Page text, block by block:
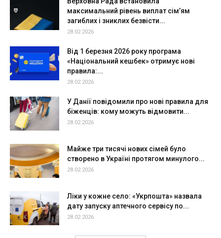
максимальний рівень виплат сім’ям
загиблих і зниклих безвісти...
28.02.2026
Від 1 березня 2026 року програма
«Національний кешбек» отримує нові
правила:...
28.02.2026
У Данії повідомили про нові правила для
біженців: кому можуть відмовити...
28.02.2026
Майже три тисячі нових сімей було
створено в Україні протягом минулого...
28.02.2026
Ліки у кожне село: «Укрпошта» назвала
дату запуску аптечного сервісу по...
28.02.2026